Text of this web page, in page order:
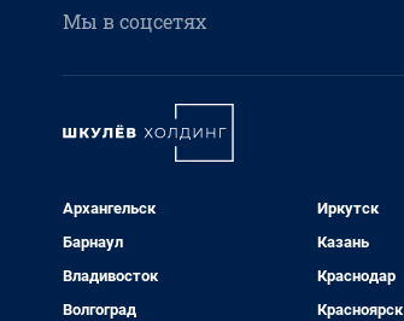
Мы в соцсетях
Архангельск
Барнаул
Владивосток
Волгоград
Иркутск
Казань
Краснодар
Красноярск